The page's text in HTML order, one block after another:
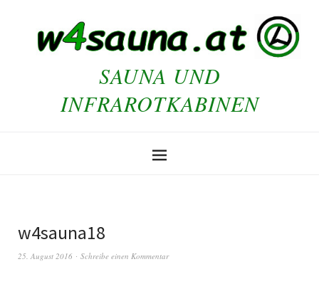
SAUNA UND
INFRAROTKABINEN
w4sauna18
25. August 2016 Schreibe einen Kommentar